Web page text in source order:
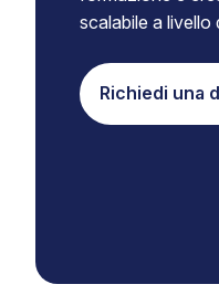
scalabile a
Richiedi una